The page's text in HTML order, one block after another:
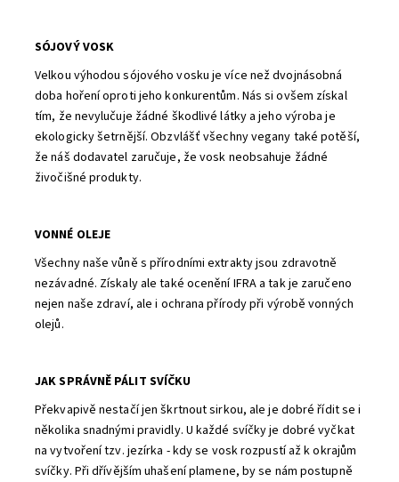
SÓJOVÝ VOSK
Velkou výhodou sójového vosku je více než dvojnásobná
doba hoření oproti jeho konkurentům. Nás si ovšem získal
tím, že nevylučuje žádné škodlivé látky a jeho výroba je
ekologicky šetrnější. Obzvlášť všechny vegany také potěší,
že náš dodavatel zaručuje, že vosk neobsahuje žádné
živočišné produkty.
VONNÉ OLEJE
Všechny naše vůně s přírodními extrakty jsou zdravotně
nezávadné. Získaly ale také ocenění IFRA a tak je zaručeno
nejen naše zdraví, ale i ochrana přírody při výrobě vonných
olejů.
JAK SPRÁVNĚ PÁLIT SVÍČKU
Překvapivě nestačí jen škrtnout sirkou, ale je dobré řídit se i
několika snadnými pravidly. U každé svíčky je dobré vyčkat
na vytvoření tzv. jezírka - kdy se vosk rozpustí až k okrajům
svíčky. Při dřívějším uhašení plamene, by se nám postupně